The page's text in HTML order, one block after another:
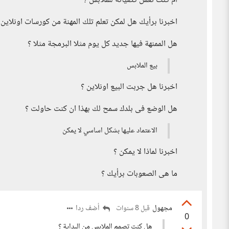
اخبرنا برأيك هل لمكن تعلم تلك المهنة من كورسات
هل الممنهة فيها جديد كل يوم مثلا البرمجة مثلا ؟
بيع الملابس
اخبرنا هل جربت البيع اونلاين ؟
هل الوضع فى بلدك سمح لك بهذا ان كنت حاولت ؟
الاعتماد عليها بشكل اساسي لا يمكن
اخبرنا لماذا لا يمكن ؟
ما هى الصعوبات برأيك ؟
0
مجهول قبل 8 سنوات
أضف ردا